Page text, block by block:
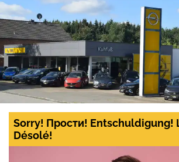
Sorry! Прости! Entschuldigung!
Désolé!